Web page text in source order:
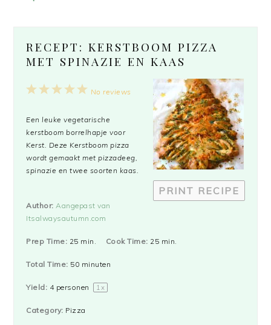
RECEPT: KERSTBOOM PIZZA
MET SPINAZIE EN KAAS
PRINT RECIPE
5
4
3
2
1
No reviews
Een leuke vegetarische
kerstboom borrelhapje voor
Kerst. Deze Kerstboom pizza
wordt gemaakt met pizzadeeg,
spinazie en twee soorten kaas.
Author: Aangepast van
Itsalwaysautumn.com
Prep Time: 25 min. Cook Time: 25 min.
Total Time: 50 minuten
Yield: 4personen 1x
Category: Pizza